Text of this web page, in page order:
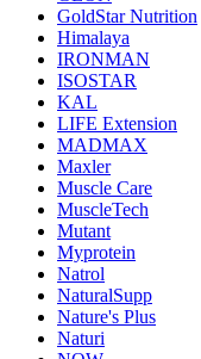
GoldStar Nutrition
Himalaya
IRONMAN
ISOSTAR
KAL
LIFE Extension
MADMAX
Maxler
Muscle Care
MuscleTech
Mutant
Myprotein
Natrol
NaturalSupp
Nature's Plus
Naturi